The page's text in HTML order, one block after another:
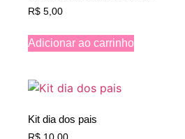
R$ 5,00
Adicionar ao carrinho
Kit dia dos pais